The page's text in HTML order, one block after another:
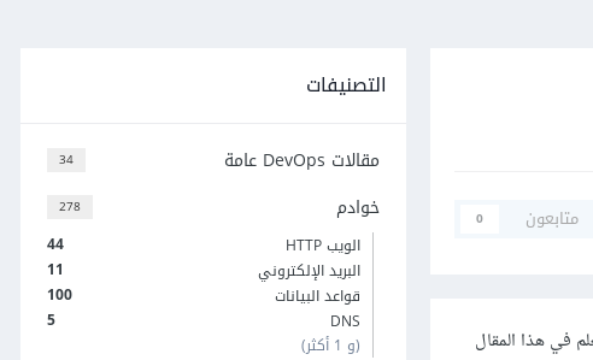
متابعون 0
في هذا المقال
التصنيفات
34 مقالات DevOps عامة
278 خوادم
44
الويب HTTP
11
البريد الإلكتروني
100
قواعد البيانات
5
DNS
(و 1 أكثر)